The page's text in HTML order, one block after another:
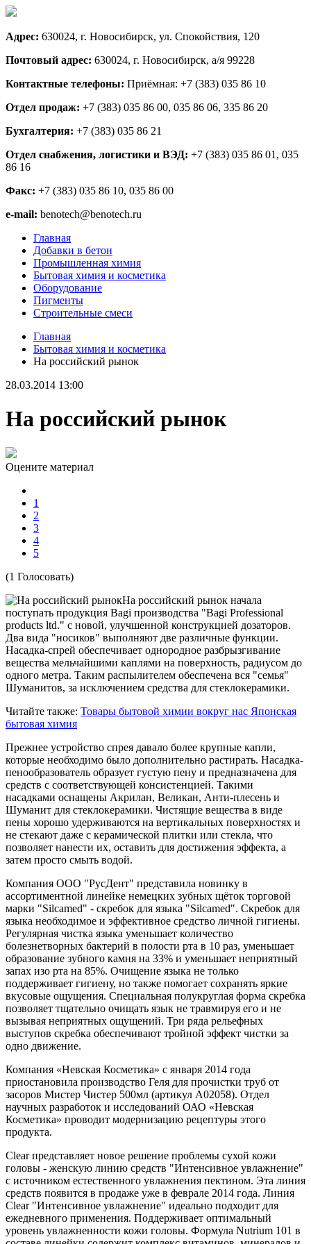
Адрес: 630024, г. Новосибирск, ул. Спокойствия, 120
Почтовый адрес: 630024, г. Новосибирск, а/я 99228
Контактные телефоны: Приёмная: +7 (383) 035 86 10
Отдел продаж: +7 (383) 035 86 00, 035 86 06, 335 86 20
Бухгалтерия: +7 (383) 035 86 21
Отдел снабжения, логистики и ВЭД: +7 (383) 035 86 01, 035
86 16
Факс: +7 (383) 035 86 10, 035 86 00
e-mail: benotech@benotech.ru
Главная
Добавки в бетон
Промышленная химия
Бытовая химия и косметика
Оборудование
Пигменты
Строительные смеси
Главная
Бытовая химия и косметика
На российский рынок
28.03.2014 13:00
На российский рынок
Оцените материал
1
2
3
4
5
(1 Голосовать)
На российский рынок начала
поступать продукция Bagi производства "Bagi Professional
products ltd." с новой, улучшенной конструкцией дозаторов.
Два вида "носиков" выполняют две различные функции.
Насадка-спрей обеспечивает однородное разбрызгивание
вещества мельчайшими каплями на поверхность, радиусом до
одного метра. Таким распылителем обеспечена вся "семья"
Шуманитов, за исключением средства для стеклокерамики.
Читайте также: Товары бытовой химии вокруг нас Японская
бытовая химия
Прежнее устройство спрея давало более крупные капли,
которые необходимо было дополнительно растирать. Насадка-
пенообразователь образует густую пену и предназначена для
средств с соответствующей консистенцией. Такими
насадками оснащены Акрилан, Великан, Анти-плесень и
Шуманит для стеклокерамики. Чистящие вещества в виде
пены хорошо удерживаются на вертикальных поверхностях и
не стекают даже с керамической плитки или стекла, что
позволяет нанести их, оставить для достижения эффекта, а
затем просто смыть водой.
Компания ООО "РусДент" представила новинку в
ассортиментной линейке немецких зубных щёток торговой
марки "Silcamed" - cкребок для языка "Silcamed". Скребок для
языка необходимое и эффективное средство личной гигиены.
Регулярная чистка языка уменьшает количество
болезнетворных бактерий в полости рта в 10 раз, уменьшает
образование зубного камня на 33% и уменьшает неприятный
запах изо рта на 85%. Очищение языка не только
поддерживает гигиену, но также помогает сохранять яркие
вкусовые ощущения. Специальная полукруглая форма скребка
позволяет тщательно очищать язык не травмируя его и не
вызывая неприятных ощущений. Три ряда рельефных
выступов скребка обеспечивают тройной эффект чистки за
одно движение.
Компания «Невская Косметика» с января 2014 года
приостановила производство Геля для прочистки труб от
засоров Мистер Чистер 500мл (артикул А02058). Отдел
научных разработок и исследований ОАО «Невская
Косметика» проводит модернизацию рецептуры этого
продукта.
Clear представляет новое решение проблемы сухой кожи
головы - женскую линию средств "Интенсивное увлажнение"
с источником естественного увлажнения пектином. Эта линия
средств появится в продаже уже в феврале 2014 года. Линия
Clear "Интенсивное увлажнение" идеально подходит для
ежедневного применения. Поддерживает оптимальный
уровень увлажненности кожи головы. Формула Nutrium 101 в